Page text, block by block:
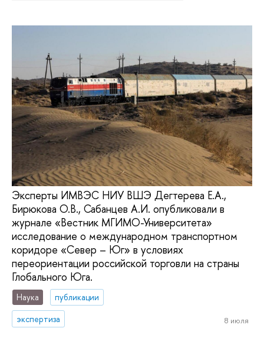
Эксперты ИМВЭС НИУ ВШЭ Дегтерева Е.А.,
Бирюкова О.В., Сабанцев А.И. опубликовали в
журнале «Вестник МГИМО-Университета»
исследование о международном транспортном
коридоре «Север – Юг» в условиях
переориентации российской торговли на страны
Глобального Юга.
Наука
публикации
экспертиза
8 июля